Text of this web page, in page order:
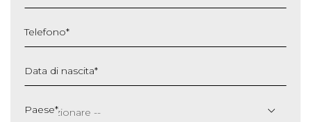
Telefono*
Data di nascita*
slash
Paese*